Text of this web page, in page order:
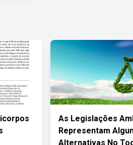
As Legislações
Representam
Alternativas No